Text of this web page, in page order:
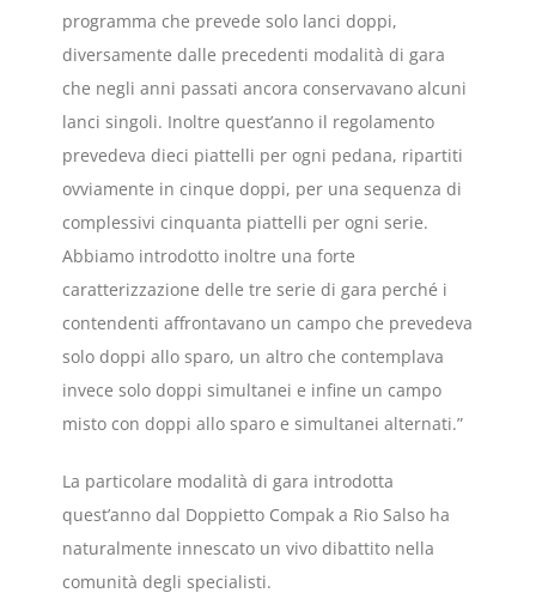
programma che prevede solo lanci doppi,
diversamente dalle precedenti modalità di gara
che negli anni passati ancora conservavano alcuni
lanci singoli. Inoltre quest’anno il regolamento
prevedeva dieci piattelli per ogni pedana, ripartiti
ovviamente in cinque doppi, per una sequenza di
complessivi cinquanta piattelli per ogni serie.
Abbiamo introdotto inoltre una forte
caratterizzazione delle tre serie di gara perché i
contendenti affrontavano un campo che prevedeva
solo doppi allo sparo, un altro che contemplava
invece solo doppi simultanei e infine un campo
misto con doppi allo sparo e simultanei alternati.”
La particolare modalità di gara introdotta
quest’anno dal Doppietto Compak a Rio Salso ha
naturalmente innescato un vivo dibattito nella
comunità degli specialisti.